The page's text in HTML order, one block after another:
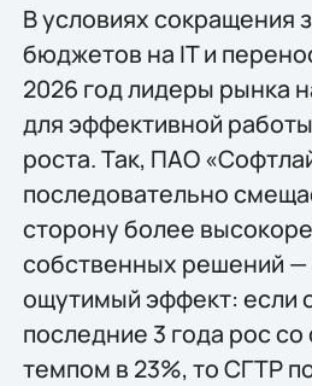
В условиях сокращения
бюджетов на IT и
2026 год лидеры рынка
для эффективной
роста. Так, ПАО
последовательно
сторону более
собственных решений —
ощутимый эффект: если
последние 3 года рос
темпом в 23%, то СГТР